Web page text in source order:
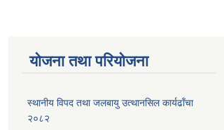
योजना तथा परियोजना
स्थानीय विपद तथा जलबायु उत्थानसिल कार्यढाँचा
२०८२